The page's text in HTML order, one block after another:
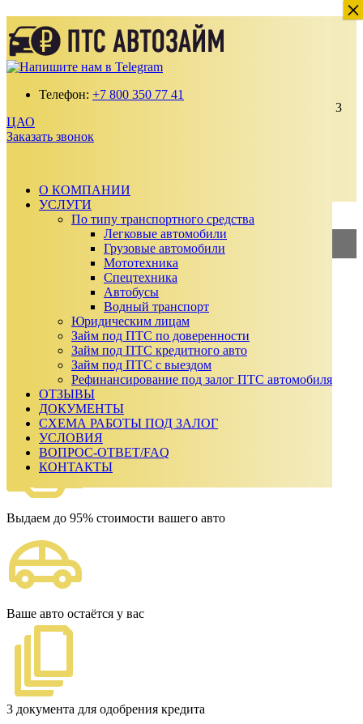
Телефон: +7 800 350 77 41
ЦАО
Заказать звонок
О КОМПАНИИ
УСЛУГИ
По типу транспортного средства
Легковые автомобили
Грузовые автомобили
Мототехника
Спецтехника
Автобусы
Водный транспорт
Юридическим лицам
Займ под ПТС по доверенности
Займ под ПТС кредитного авто
Займ под ПТС с выездом
Рефинансирование под залог ПТС автомобиля
ОТЗЫВЫ
ДОКУМЕНТЫ
СХЕМА РАБОТЫ ПОД ЗАЛОГ
УСЛОВИЯ
ВОПРОС-ОТВЕТ/FAQ
КОНТАКТЫ
Перезалог под ПТС ЦАО
Получите займ по ставке от 2% в месяц
100% одобрение даже с плохой кредитной
историей
Выдаем от 30 000 до 15 000 000 ₽ на срок до 3
Без подтверждения дохода, справок и
Заказать звонок
Калькулятор займа
Займ под ПТС
Займ под АВТО
Срок займа
Ежемесячный платеж:0₽
Сумма к возврату:
Получить одобрение
Наши преимущества
Выдаем до 95% стоимости вашего авто
Ваше авто остаётся у вас
3 документа для одобрения кредита
×
×